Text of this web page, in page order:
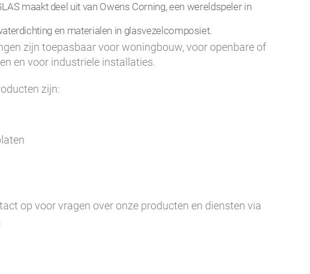
maakt deel uit van Owens Corning, een wereldspeler in
en materialen in glasvezelcomposiet.
zijn toepasbaar voor woningbouw, voor openbare of
en voor industriele installaties.
zijn:
op voor vragen over onze producten en diensten via
.